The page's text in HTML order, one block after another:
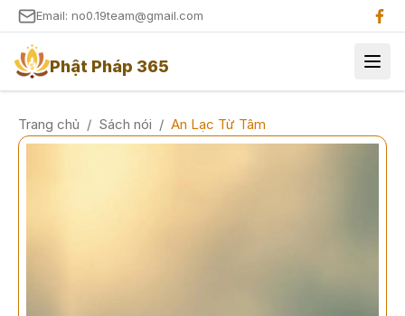
Email: no0.19team@gmail.com
Phật Pháp 365
Trang chủ / Sách nói / An Lạc Từ Tâm